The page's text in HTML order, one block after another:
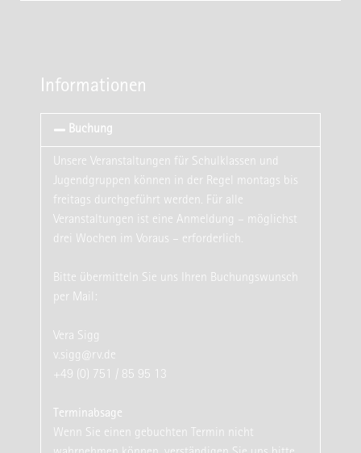
Informationen
Buchung
Unsere Veranstaltungen für Schulklassen und
Jugendgruppen können in der Regel montags bis
freitags durchgeführt werden. Für alle
Veranstaltungen ist eine Anmeldung – möglichst
drei Wochen im Voraus – erforderlich.
Bitte übermitteln Sie uns Ihren Buchungswunsch
per Mail:
Vera Sigg
v.sigg@rv.de
+49 (0) 751 / 85 95 13
Terminabsage
Wenn Sie einen gebuchten Termin nicht